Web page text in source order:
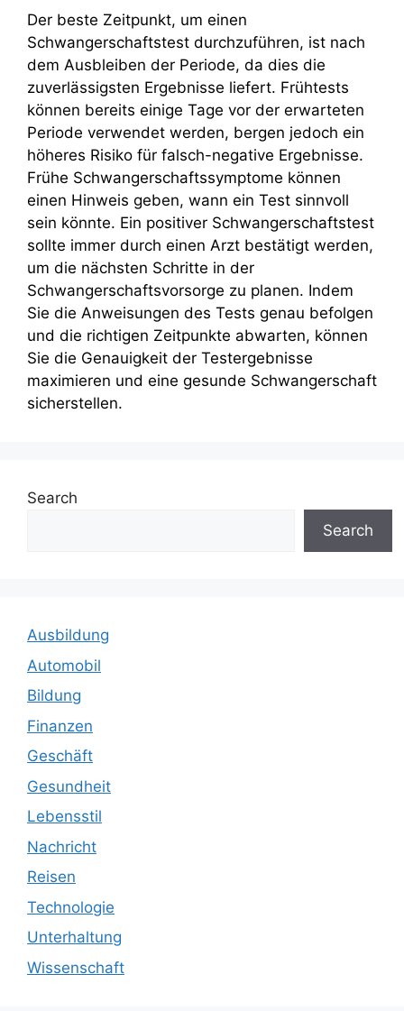
Der beste Zeitpunkt, um einen
Schwangerschaftstest durchzuführen, ist nach
dem Ausbleiben der Periode, da dies die
zuverlässigsten Ergebnisse liefert. Frühtests
können bereits einige Tage vor der erwarteten
Periode verwendet werden, bergen jedoch ein
höheres Risiko für falsch-negative Ergebnisse.
Frühe Schwangerschaftssymptome können
einen Hinweis geben, wann ein Test sinnvoll
sein könnte. Ein positiver Schwangerschaftstest
sollte immer durch einen Arzt bestätigt werden,
um die nächsten Schritte in der
Schwangerschaftsvorsorge zu planen. Indem
Sie die Anweisungen des Tests genau befolgen
und die richtigen Zeitpunkte abwarten, können
Sie die Genauigkeit der Testergebnisse
maximieren und eine gesunde Schwangerschaft
sicherstellen.
Search
Search
Ausbildung
Automobil
Bildung
Finanzen
Geschäft
Gesundheit
Lebensstil
Nachricht
Reisen
Technologie
Unterhaltung
Wissenschaft